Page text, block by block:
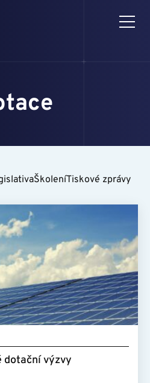
PRO ČLENY
ŠkoleníTiskové zprávy
dotační výzvy